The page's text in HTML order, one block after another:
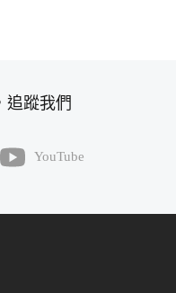
追蹤我們
YouTube